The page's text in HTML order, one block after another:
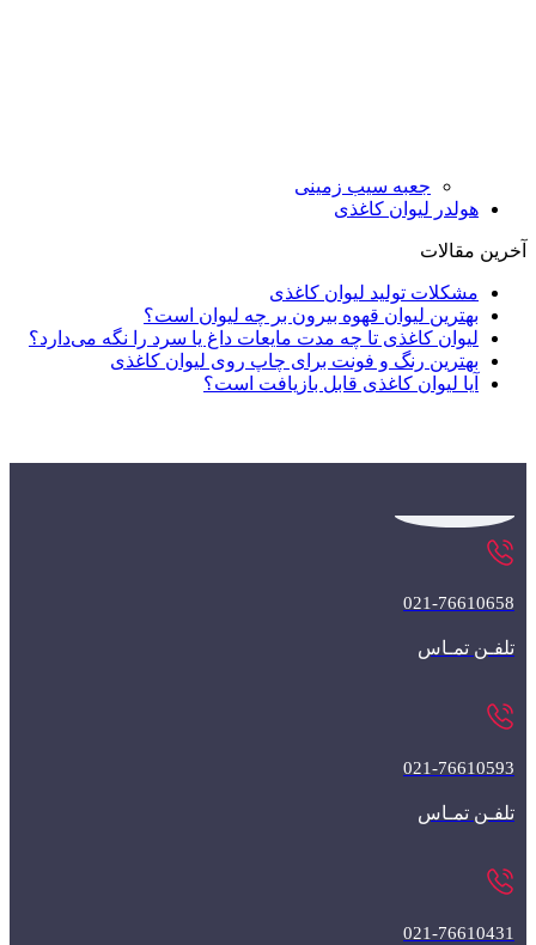
جعبه سیب زمینی
هولدر لیوان کاغذی
آخرین مقالات
مشکلات تولید لیوان کاغذی
بهترین لیوان قهوه بیرون بر چه لیوان است؟
لیوان کاغذی تا چه مدت مایعات داغ یا سرد را نگه می‌دارد؟
بهترین رنگ‌ و فونت برای چاپ روی لیوان کاغذی
آیا لیوان کاغذی قابل بازیافت است؟
021-76610658
تلفـن تمـاس
021-76610593
تلفـن تمـاس
021-76610431